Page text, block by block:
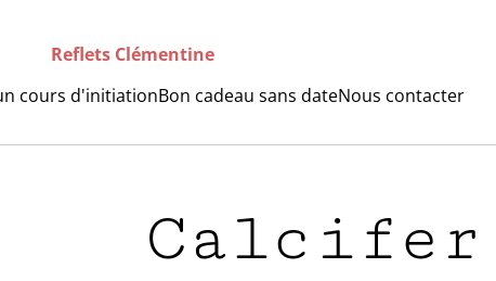
Reflets Clémentine
cours d'initiationBon cadeau sans dateNous contacter